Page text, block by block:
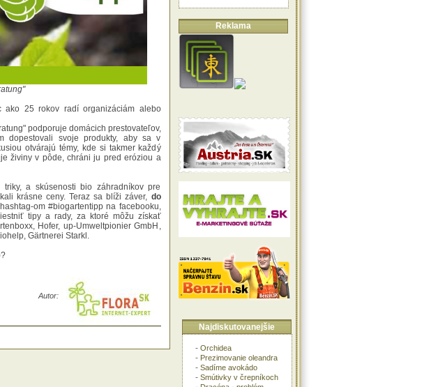
ako 25 rokov radí organizáciám alebo
podporuje domácich prestovateľov,
dopestovali svoje produkty, aby sa v
otvárajú témy, kde si takmer každý
živiny v pôde, chráni ju pred eróziou a
a skúsenosti bio záhradníkov pre
krásne ceny. Teraz sa blíži záver, do
om #biogartentipp na facebooku,
tipy a rady, za ktoré môžu získať
Hofer, up-Umweltpionier GmbH,
Gärtnerei Starkl.
Autor:
Reklama
Najdiskutovanejšie
- Orchidea
- Prezimovanie oleandra
- Sadíme avokádo
- Smútivky v črepníkoch